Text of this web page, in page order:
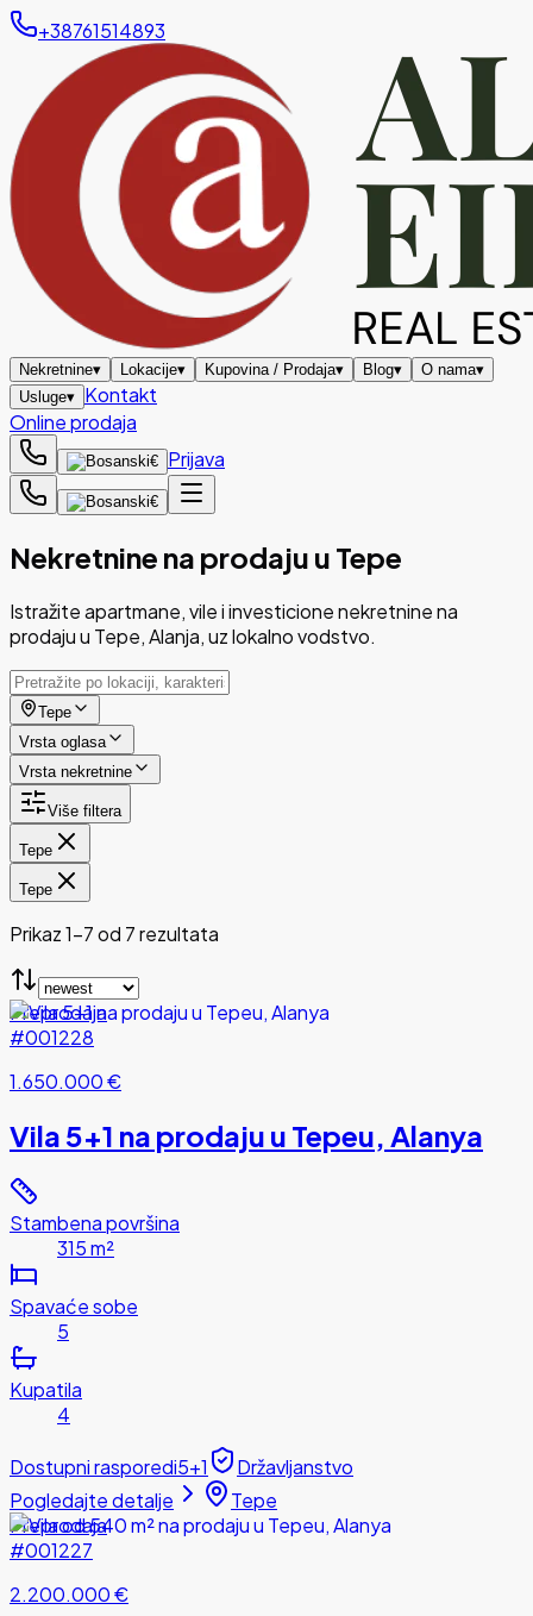
+38761514893
Nekretnine▾ Lokacije▾ Kupovina / Prodaja▾ Blog▾ O nama▾
Usluge▾ Kontakt
Online prodaja
€ Prijava
€
Nekretnine na prodaju u Tepe
Istražite apartmane, vile i investicione nekretnine na
prodaju u Tepe, Alanja, uz lokalno vodstvo.
Tepe
Vrsta oglasa
Vrsta nekretnine
Više filtera
Tepe
Tepe
Prikaz 1-7 od 7 rezultata
Preprodaja
#001228
1.650.000 €
Vila 5+1 na prodaju u Tepeu, Alanya
Stambena površina
315 m²
Spavaće sobe
5
Kupatila
4
Dostupni rasporedi5+1
Državljanstvo
Pogledajte detalje
Tepe
Preprodaja
#001227
2.200.000 €